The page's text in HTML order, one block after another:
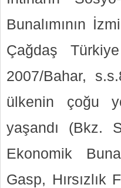
Bunalımının
Çağdaş
2007/Bahar,
ülkenin çoğu
yaşandı (Bkz.
Ekonomik
Gasp,